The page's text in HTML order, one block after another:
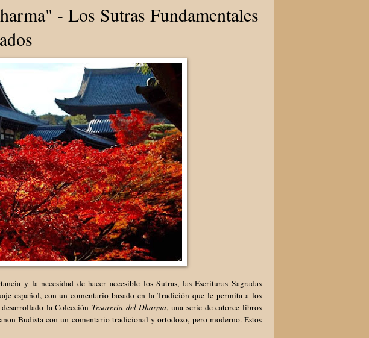
- Los Sutras Fundamentales
y la necesidad de hacer accesible los Sutras, las Escrituras Sagradas
español, con un comentario basado en la Tradición que le permita a los
la Colección Tesorería del Dharma, una serie de catorce libros
Budista con un comentario tradicional y ortodoxo, pero moderno. Estos